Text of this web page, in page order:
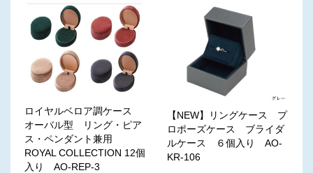
ロイヤルベロア調ケース
オーバル型 リング・ピア
ス・ペンダント兼用
ROYAL COLLECTION 12個
入り AO-REP-3
【NEW】リングケース プ
ロポーズケース ブライダ
ルケース ６個入り AO-
KR-106